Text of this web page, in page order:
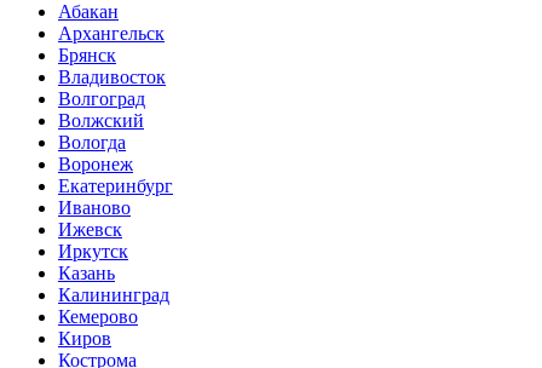
Абакан
Архангельск
Брянск
Владивосток
Волгоград
Волжский
Вологда
Воронеж
Екатеринбург
Иваново
Ижевск
Иркутск
Казань
Калининград
Кемерово
Киров
Кострома